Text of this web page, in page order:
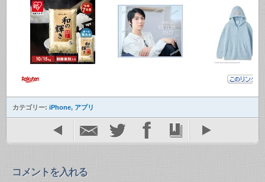
カテゴリー: iPhone, アプリ
コメントを入れる